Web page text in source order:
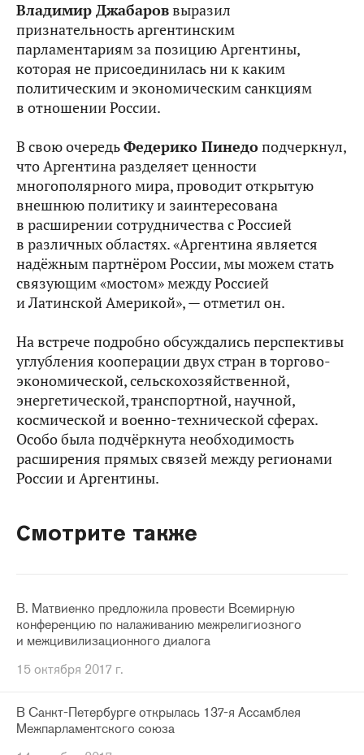
Владимир Джабароввыразил
признательность аргентинским
парламентариям за позицию Аргентины,
которая не присоединилась ни к каким
политическим и экономическим санкциям
в отношении России.
В свою очередьФедерико Пинедоподчеркнул,
что Аргентина разделяет ценности
многополярного мира, проводит открытую
внешнюю политику и заинтересована
в расширении сотрудничества с Россией
в различных областях. «Аргентина является
надёжным партнёром России, мы можем стать
связующим «мостом» между Россией
и Латинской Америкой», — отметил он.
На встрече подробно обсуждались перспективы
углубления кооперации двух стран в торгово-
экономической, сельскохозяйственной,
энергетической, транспортной, научной,
космической и военно-технической сферах.
Особо была подчёркнута необходимость
расширения прямых связей между регионами
России и Аргентины.
Смотрите также
В. Матвиенко предложила провести Всемирную
конференцию по налаживанию межрелигиозного
и межцивилизационного диалога
15 октября 2017 г.
В Санкт-Петербурге открылась 137-я Ассамблея
Межпарламентского союза